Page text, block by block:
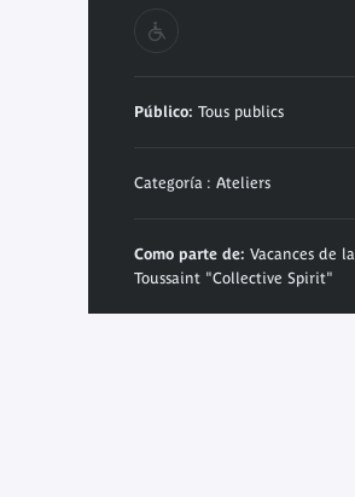
Público: Tous publics
Categoría : Ateliers
Como parte de: Vacances de la
Toussaint "Collective Spirit"